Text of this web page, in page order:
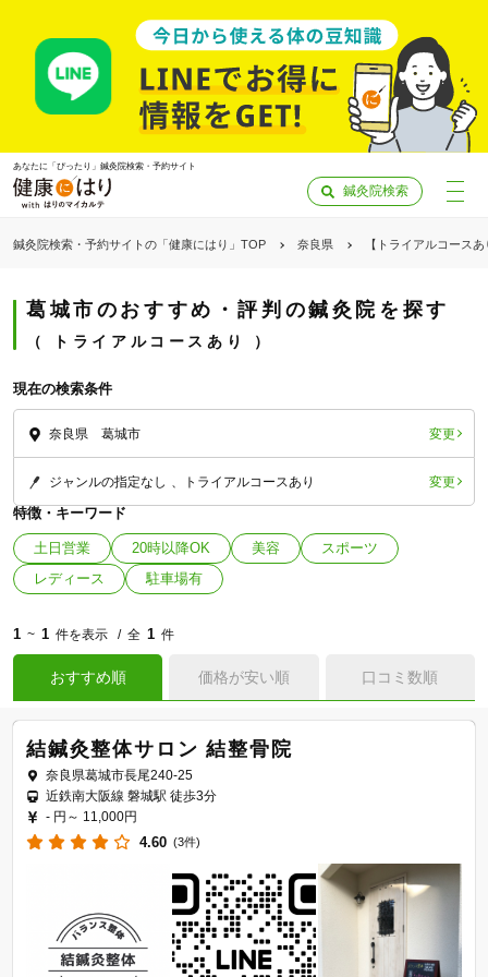
あなたに「ぴったり」鍼灸院検索・予約サイト
鍼灸院検索
鍼灸院検索・予約サイトの「健康にはり」TOP 奈良県 【トライアルコース
葛城市のおすすめ・評判の鍼灸院を探す
トライアルコースあり
現在の検索条件
奈良県 葛城市 変更
ジャンルの指定なし トライアルコースあり 変更
特徴・キーワード
土日営業 20時以降OK 美容
スポーツ
レディース
駐車場有
1 ~ 1 件を表示 全 1 件
おすすめ順 価格が安い順 口コミ数順
結鍼灸整体サロン 結整骨院
奈良県葛城市長尾240-25
近鉄南大阪線 磐城駅 徒歩3分
- 円～ 11,000円
4.60 (3件)
「健康にはりを見た」